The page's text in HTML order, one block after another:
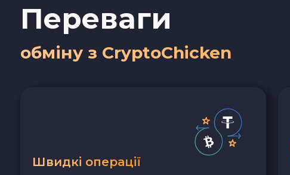
Переваги
обміну з CryptoChicken
Швидкі операції